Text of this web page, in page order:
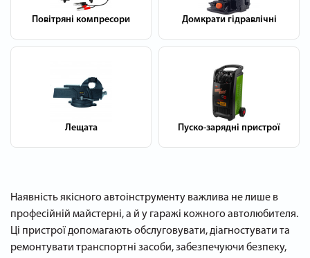
Повітряні компресори Домкрати гідравлічні
Лещата Пуско-зарядні пристрої
Наявність якісного автоінструменту важлива не лише в
професійній майстерні, а й у гаражі кожного автолюбителя.
Ці пристрої допомагають обслуговувати, діагностувати та
ремонтувати транспортні засоби, забезпечуючи безпеку,